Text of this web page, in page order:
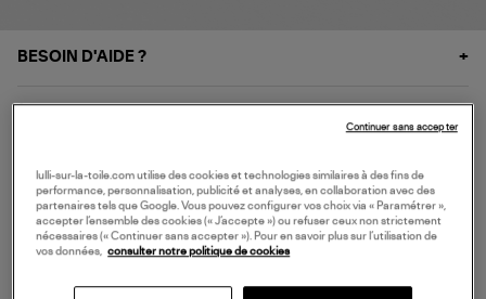
BESOIN D'AIDE ?
NOS SERVICES
SERVICE CLIENT
lulli-sur-la-toile.com utilise des cookies et technologies similaires à des fins de
performance, personnalisation, publicité et analyses, en collaboration avec des
partenaires tels que Google. Vous pouvez configurer vos choix via « Paramétrer »,
accepter l’ensemble des cookies (« J’accepte ») ou refuser ceux non strictement
nécessaires (« Continuer sans accepter »). Pour en savoir plus sur l’utilisation de
vos données,
consulter notre politique de cookies
Continuer sans accepter